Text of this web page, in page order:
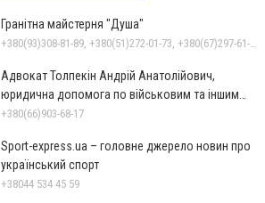
Гранітна майстерня "Душа"
Адвокат Толпекін Андрій Анатолійович,
юридична допомога по військовим та іншим
справам
+380(66)903-68-17
Sport-express.ua – головне джерело новин про
український спорт
+38044 534 45 59